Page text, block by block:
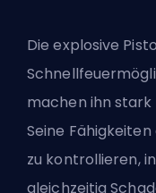
Die explosive
machen ihn
Seine
zu kontrollieren,
gleichzeitig